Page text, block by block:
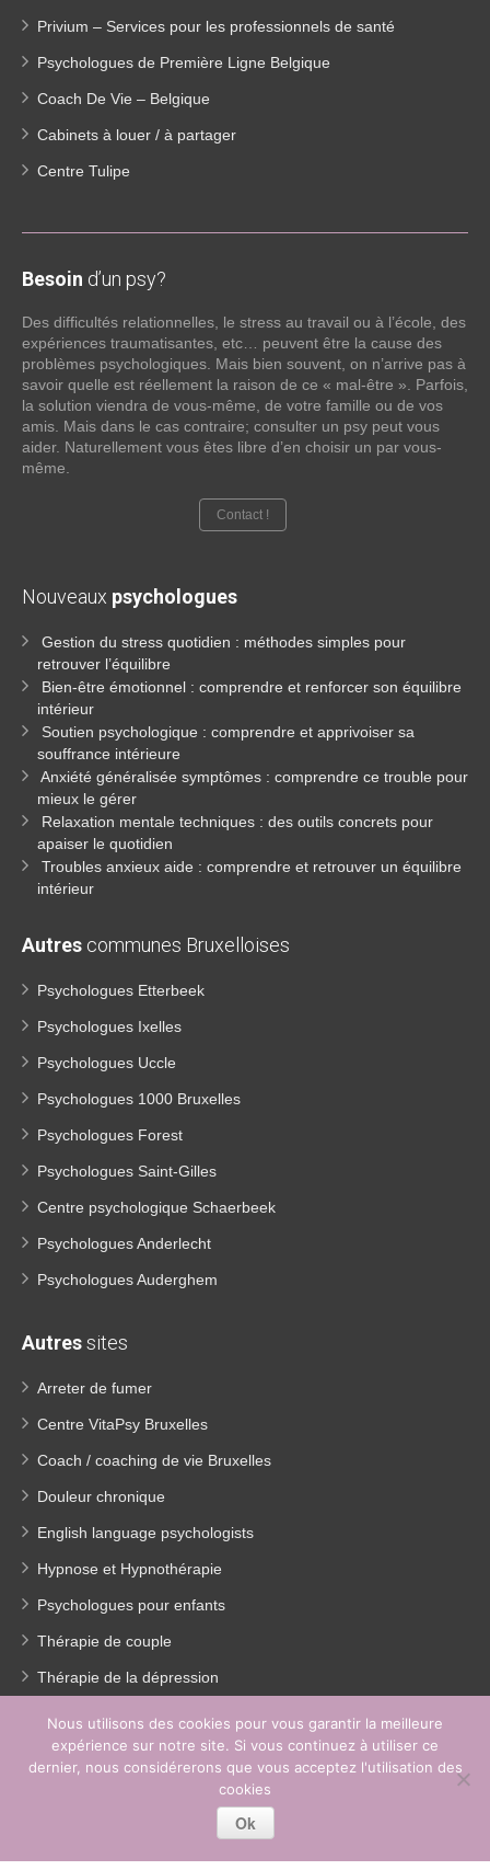
Privium – Services pour les professionnels de santé
Psychologues de Première Ligne Belgique
Coach De Vie – Belgique
Cabinets à louer / à partager
Centre Tulipe
Besoin d’un psy?
Des difficultés relationnelles, le stress au travail ou à l’école, des
expériences traumatisantes, etc… peuvent être la cause des
problèmes psychologiques. Mais bien souvent, on n’arrive pas à
savoir quelle est réellement la raison de ce « mal-être ». Parfois,
la solution viendra de vous-même, de votre famille ou de vos
amis. Mais dans le cas contraire; consulter un psy peut vous
aider. Naturellement vous êtes libre d’en choisir un par vous-
même.
Contact !
Nouveaux psychologues
Gestion du stress quotidien : méthodes simples pour
retrouver l’équilibre
Bien-être émotionnel : comprendre et renforcer son équilibre
intérieur
Soutien psychologique : comprendre et apprivoiser sa
souffrance intérieure
Anxiété généralisée symptômes : comprendre ce trouble pour
mieux le gérer
Relaxation mentale techniques : des outils concrets pour
apaiser le quotidien
Troubles anxieux aide : comprendre et retrouver un équilibre
intérieur
Autres communes Bruxelloises
Psychologues Etterbeek
Psychologues Ixelles
Psychologues Uccle
Psychologues 1000 Bruxelles
Psychologues Forest
Psychologues Saint-Gilles
Centre psychologique Schaerbeek
Psychologues Anderlecht
Psychologues Auderghem
Autressites
Arreter de fumer
Centre VitaPsy Bruxelles
Coach / coaching de vie Bruxelles
Douleur chronique
English language psychologists
Hypnose et Hypnothérapie
Psychologues pour enfants
Thérapie de couple
Thérapie de la dépression
Perte de poids
Nous utilisons des cookies pour vous garantir la meilleure
expérience sur notre site. Si vous continuez à utiliser ce
dernier, nous considérerons que vous acceptez l'utilisation des
cookies
Ok